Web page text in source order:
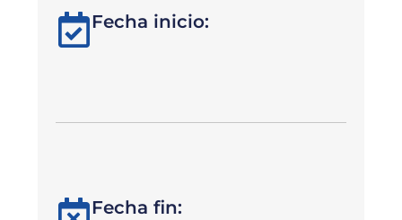
Fecha inicio:
Fecha fin: